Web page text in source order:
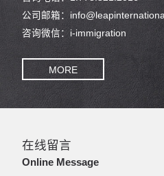
公司邮箱：
咨询微信：i-immigration
MORE
在线留言
Online Message